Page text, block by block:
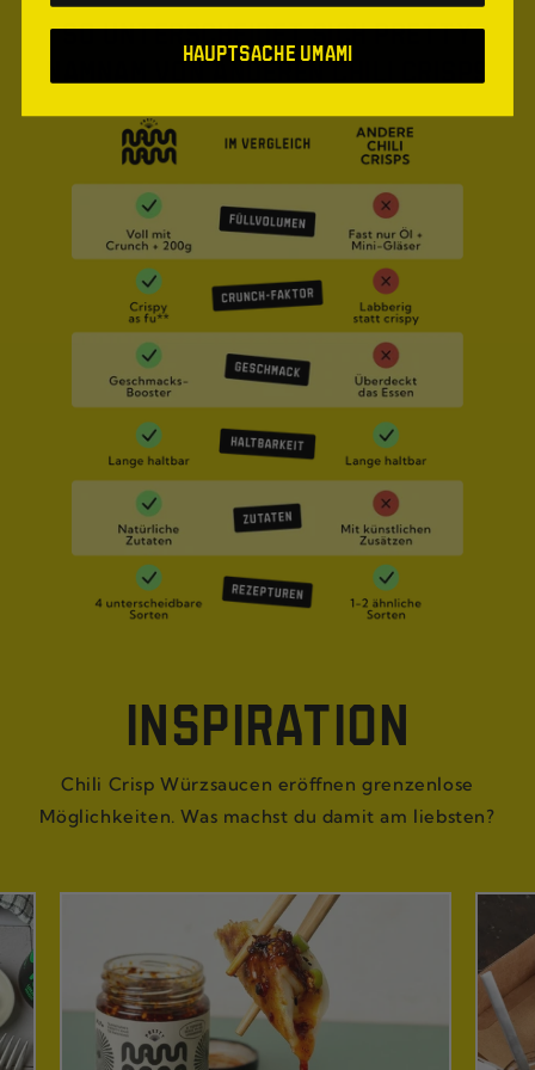
SO UNTERSCHEIDET SICH PRETTY
NAMNAM VON ANDEREN CHILI CRISPS
INSPIRATION
Chili Crisp Würzsaucen eröffnen grenzenlose
Möglichkeiten. Was machst du damit am liebsten?
Hauptsache Umami